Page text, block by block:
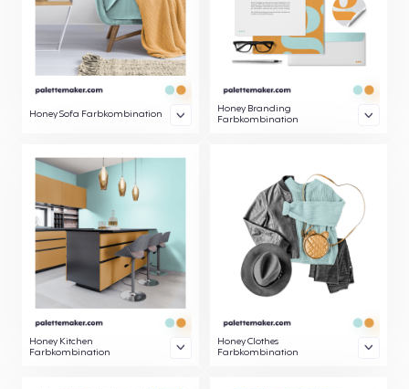
Honey Sofa Farbkombination
Honey Branding
Farbkombination
Honey Kitchen
Farbkombination
Honey Clothes
Farbkombination